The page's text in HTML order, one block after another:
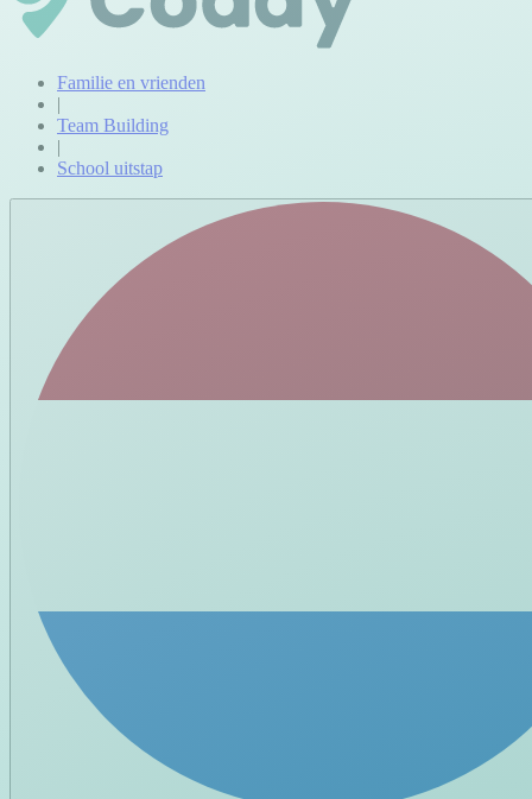
Familie en vrienden
|
Team Building
|
School uitstap